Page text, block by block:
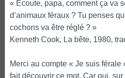
« Écoute, papa, comment ça va
d’animaux féraux ? Tu penses
cochons va être réglé ? »
Kenneth Cook, La bête, 1980,
Merci au compte « Je suis férale
fait découvrir ce mot. Car oui, sur